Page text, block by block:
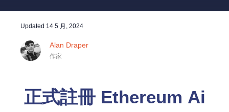
Updated 14 5 月, 2024
Alan Draper
作家
正式註冊 Ethereum Ai